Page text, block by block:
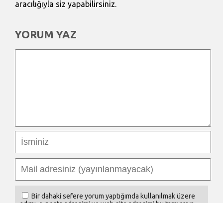
aracılığıyla siz yapabilirsiniz.
YORUM YAZ
Bir dahaki sefere yorum yaptığımda kullanılmak üzere